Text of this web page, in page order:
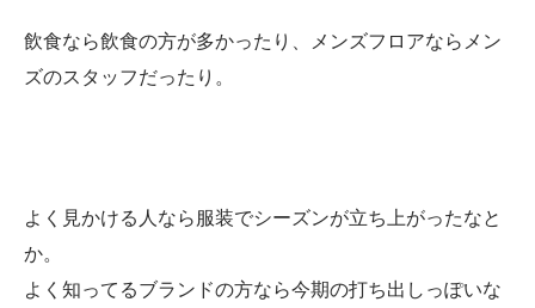
飲食なら飲食の方が多かったり、メンズフロアならメン
ズのスタッフだったり。
よく見かける人なら服装でシーズンが立ち上がったなと
か。
よく知ってるブランドの方なら今期の打ち出しっぽいな